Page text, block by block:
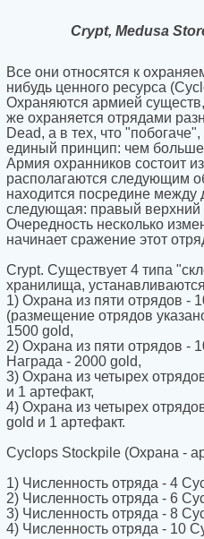
Crypt, Medusa
Все они относятся к
нибудь ценного ресурса
Охраняются армией
же охраняется отрядами
Dead, а в тех, что
единый принцип: чем
Армия охранников состоит
располагаются следующим
находится посредине
следующая: правый
Очередность несколько
начинает сражение этот
Crypt. Существует 4 типа
хранилища,
1) Охрана из пяти отрядов -
(размещение отрядов
1500 gold,
2) Охрана из пяти отрядов -
Награда - 2000 gold,
3) Охрана из четырех
и 1 артефакт,
4) Охрана из четырех
gold и 1 артефакт.
Cyclops Stockpile (Охрана -
1) Численность отряда - 4
2) Численность отряда - 6
3) Численность отряда - 8
4) Численность отряда - 10